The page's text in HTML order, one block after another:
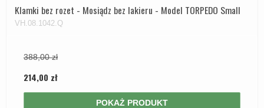
Klamki bez rozet - Mosiądz bez lakieru - Model TORPEDO Small
VH.08.1042.Q
388,00 zł
214,00 zł
POKAŻ PRODUKT